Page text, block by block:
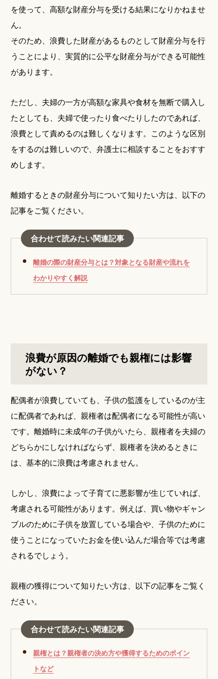
を使って、高額な財産分与を受ける結果になりかねませ
ん。
そのため、浪費した財産があるものとして財産分与を行
うことにより、実質的に公平な財産分与ができる可能性
があります。
ただし、夫婦の一方が高額な家具や食材を無断で購入し
たとしても、夫婦で使ったり食べたりしたのであれば、
浪費として責めるのは難しくなります。このような区別
をするのは難しいので、弁護士に相談することをおすす
めします。
離婚するときの財産分与について知りたい方は、以下の
記事をご覧ください。
合わせて読みたい関連記事
離婚の際の財産分与とは？対象となる財産や流れを
わかりやすく解説
浪費が原因の離婚でも親権には影響
がない？
配偶者が浪費していても、子供の監護をしているのが主
に配偶者であれば、親権者は配偶者になる可能性が高い
です。離婚時に未成年の子供がいたら、親権者を夫婦の
どちらかにしなければならず、親権者を決めるときに
は、基本的に浪費は考慮されません。
しかし、浪費によって子育てに悪影響が生じていれば、
考慮される可能性があります。例えば、買い物やギャン
ブルのために子供を放置している場合や、子供のために
使うことになっていたお金を使い込んだ場合等では考慮
されるでしょう。
親権の獲得について知りたい方は、以下の記事をご覧く
ださい。
合わせて読みたい関連記事
親権とは？親権者の決め方や獲得するためのポイン
トなど